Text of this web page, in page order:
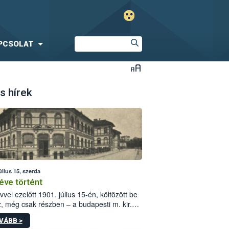
hírek
15, szerda
történt
ezelőtt 1901. július 15-én, költözött be
még csak részben – a budapesti m. kir.
állomás a Kis Rókus utca
alatti, Czigler Győző által tervezett új
>